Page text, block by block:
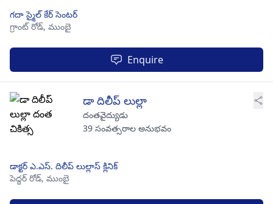
గదా స్మైల్ కేర్ సెంటర్
గ్రాంట్ రోడ్, ముంబై
Enquire
డా దిలీప్ లుల్లా
దంతవైద్యుడు
39 సంవత్సరాల అనుభవం
డాక్టర్ ఎ.ఎస్. దిలీప్ లుల్లాస్ క్లినిక్
పెద్దర్ రోడ్, ముంబై